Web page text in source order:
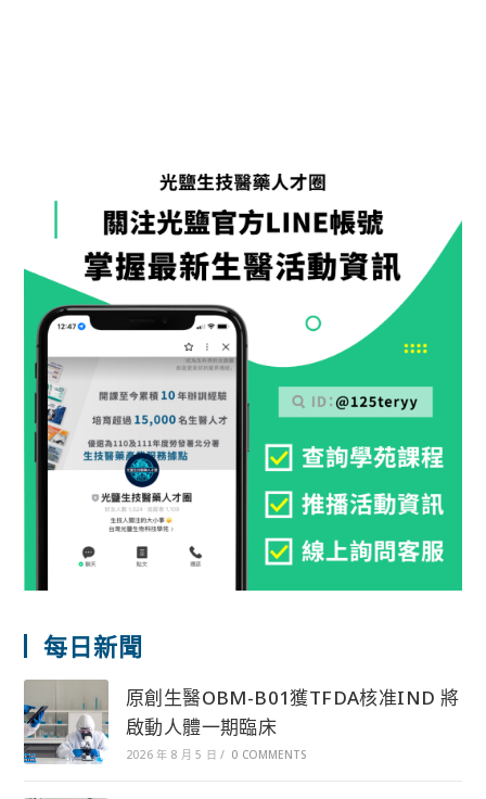
每日新聞
原創生醫OBM-B01獲TFDA核准IND 將
啟動人體一期臨床
2026 年 8 月 5 日 / 0 COMMENTS